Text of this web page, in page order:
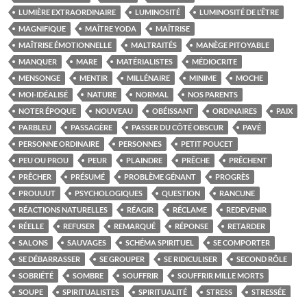
LUMIÈRE EXTRAORDINAIRE LUMINOSITÉ
LUMINOSITÉ DE L’ÊTRE
MAGNIFIQUE
MAÎTRE YODA
MAÎTRISE
MAÎTRISE ÉMOTIONNELLE
MALTRAITÉS
MANÈGE PITOYABLE
MANQUER
MARE MATÉRIALISTES
MÉDIOCRITE
MENSONGE
MENTIR MILLÉNAIRE MINIME
MOCHE
MOI-IDÉALISÉ
NATURE NORMAL
NOS PARENTS
NOTER ÉPOQUE
NOUVEAU OBÉISSANT ORDINAIRES
PAIX
PARBLEU
PASSAGÈRE PASSER DU CÔTÉ OBSCUR
PAVÉ
PERSONNE ORDINAIRE
PERSONNES
PETIT POUCET
PEU OU PROU
PEUR PLAINDRE PRÊCHE
PRÊCHENT
PRÊCHER
PRÉSUMÉ PROBLÈME GÉNANT
PROGRÈS
PROUUUT
PSYCHOLOGIQUES QUESTION
RANCUNE
RÉACTIONS NATURELLES
RÉAGIR RÉCLAME
REDEVENIR
RÉELLE
REFUSER REMARQUÉ RÉPONSE
RETARDER
SALONS
SAUVAGES SCHÉMA SPIRITUEL
SE COMPORTER
SE DÉBARRASSER
SE GROUPER SE RIDICULISER
SECOND RÔLE
SOBRIÉTÉ
SOMBRE SOUFFRIR
SOUFFRIR MILLE MORTS
SOUPE
SPIRITUALISTES SPIRITUALITÉ STRESS
STRESSÉE